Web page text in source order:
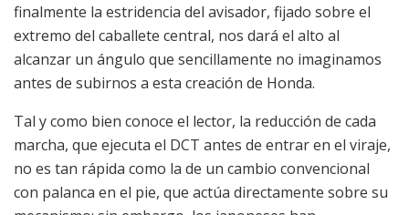
finalmente la estridencia del avisador, fijado sobre el
extremo del caballete central, nos dará el alto al
alcanzar un ángulo que sencillamente no imaginamos
antes de subirnos a esta creación de Honda.
Tal y como bien conoce el lector, la reducción de cada
marcha, que ejecuta el DCT antes de entrar en el viraje,
no es tan rápida como la de un cambio convencional
con palanca en el pie, que actúa directamente sobre su